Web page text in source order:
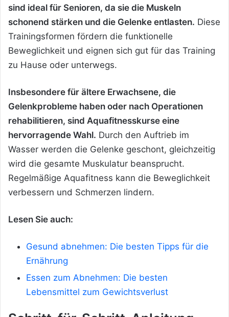
sind ideal für Senioren, da sie die Muskeln
schonend stärken und die Gelenke entlasten. Diese
Trainingsformen fördern die funktionelle
Beweglichkeit und eignen sich gut für das Training
zu Hause oder unterwegs.
Insbesondere für ältere Erwachsene, die
Gelenkprobleme haben oder nach Operationen
rehabilitieren, sind Aquafitnesskurse eine
hervorragende Wahl. Durch den Auftrieb im
Wasser werden die Gelenke geschont, gleichzeitig
wird die gesamte Muskulatur beansprucht.
Regelmäßige Aquafitness kann die Beweglichkeit
verbessern und Schmerzen lindern.
Lesen Sie auch:
Gesund abnehmen: Die besten Tipps für die
Ernährung
Essen zum Abnehmen: Die besten
Lebensmittel zum Gewichtsverlust